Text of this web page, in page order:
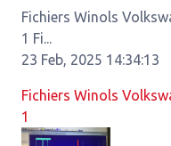
Fichiers Winols
1 Fi...
23 Feb, 2025 14:34:13
Fichiers Winols
1